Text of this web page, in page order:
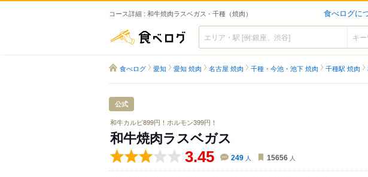
コース詳細 : 和牛焼肉ラスベガス - 千種（焼肉） 食べログに
食べログ
食べログ 愛知 愛知 焼肉 名古屋 焼肉 千種・今池・池下 焼肉 千種駅 焼肉
公式
和牛カルビ899円！ホルモン399円！
和牛焼肉ラスベガス
3.45 249 人 15656 人